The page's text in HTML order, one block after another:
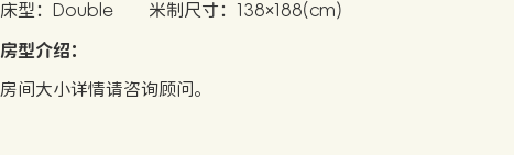
床型：Double 米制尺寸：138×188(cm)
房型介绍：
房间大小详情请咨询顾问。